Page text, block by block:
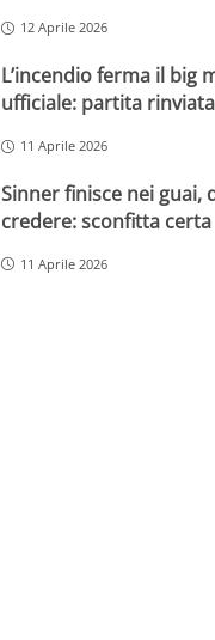
12 Aprile 2026
L’incendio ferma il big
ufficiale: partita rinviata
11 Aprile 2026
Sinner finisce nei guai,
credere: sconfitta certa
11 Aprile 2026